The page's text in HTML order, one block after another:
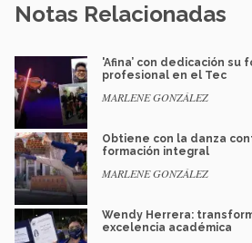
Notas Relacionadas
'Afina’ con dedicación su
profesional en el Tec
MARLENE GONZÁLEZ
Obtiene con la danza
formación integral
MARLENE GONZÁLEZ
Wendy Herrera:
excelencia académica